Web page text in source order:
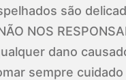
são
NOS
dano
sempre